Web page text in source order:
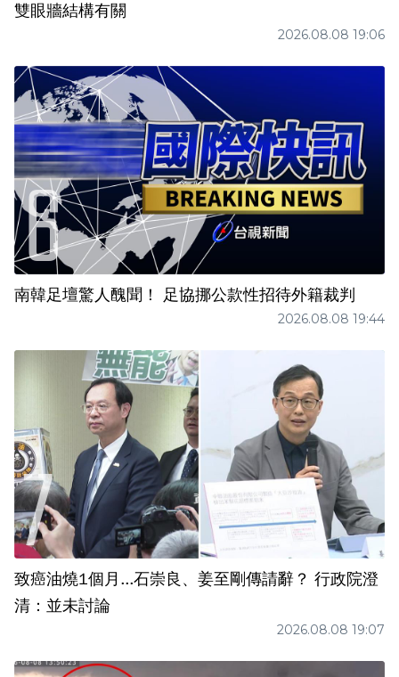
雙眼牆結構有關
2026.08.08 19:06
南韓足壇驚人醜聞！ 足協挪公款性招待外籍裁判
2026.08.08 19:44
致癌油燒1個月...石崇良、姜至剛傳請辭？ 行政院澄
清：並未討論
2026.08.08 19:07